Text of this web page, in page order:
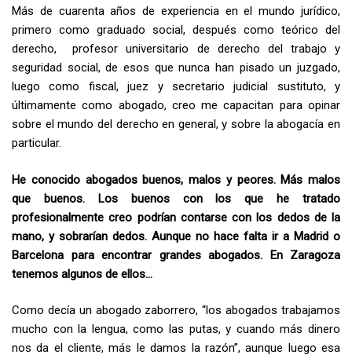
Más de cuarenta años de experiencia en el mundo jurídico,
primero como graduado social, después como teórico del
derecho, profesor universitario de derecho del trabajo y
seguridad social, de esos que nunca han pisado un juzgado,
luego como fiscal, juez y secretario judicial sustituto, y
últimamente como abogado, creo me capacitan para opinar
sobre el mundo del derecho en general, y sobre la abogacía en
particular.
He conocido abogados buenos, malos y peores. Más malos
que buenos. Los buenos con los que he tratado
profesionalmente creo podrían contarse con los dedos de la
mano, y sobrarían dedos. Aunque no hace falta ir a Madrid o
Barcelona para encontrar grandes abogados. En Zaragoza
tenemos algunos de ellos…
Como decía un abogado zaborrero, “los abogados trabajamos
mucho con la lengua, como las putas, y cuando más dinero
nos da el cliente, más le damos la razón”, aunque luego esa